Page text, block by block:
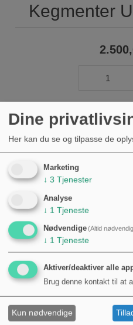
Kegmenter
Dine
Her kan du se og tilpasse de
Marketing
↓ 3 Tjenester
Analyse
↓ 1 Tjeneste
Nødvendige(Altid
↓ 1 Tjeneste
Aktiver/deaktiver alle
Brug denne kontakt til at
Kun nødvendige